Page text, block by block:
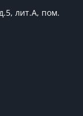
лит.А, пом.